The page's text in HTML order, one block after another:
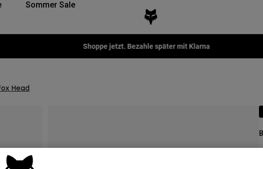
Sommer Sale
Head